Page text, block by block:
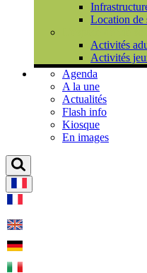
Location de
Activités
Activités
Agenda
A la une
Actualités
Flash info
Kiosque
En images